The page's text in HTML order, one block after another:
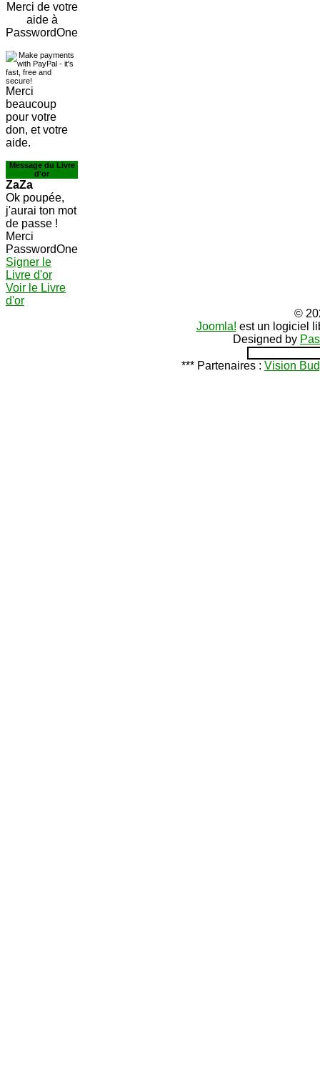
Merci de votre
aide à
PasswordOne
Merci
beaucoup
pour votre
don, et votre
aide.
Message du Livre
d'or
ZaZa
Ok poupée,
j'aurai ton mot
de passe !
Merci
PasswordOne
Signer le
Livre d'or
Voir le Livre
d'or
©
Joomla! est un logiciel
Designed by
*** Partenaires : Vision